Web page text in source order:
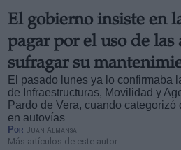
El gobierno insiste en
pagar por el uso de las
sufragar su
El pasado lunes ya lo confirmaba
de Infraestructuras, Movilidad y
Pardo de Vera, cuando categorizó
en autovías
Por Juan Almansa
Más artículos de este autor
Derechos:
link
Información adicional
link